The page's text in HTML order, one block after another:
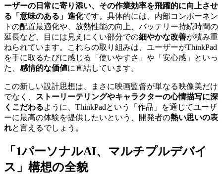
ーザーの日常に寄り添い、その作業効率を飛躍的に向上させ
る「意味のある」進化です。具体的には、内部コンポーネン
トの配置最適化や、放熱性能の向上、バッテリー持続時間の
延長など、目には見えにくい部分での細やかな改善が積み重
ねられています。これらの取り組みは、ユーザーがThinkPad
を手に取るたびに感じる「使いやすさ」や「安心感」といっ
た、 感情的な価値に直結しています。
この新しい設計思想は、まさに映画監督が単なる映像美だけ
でなく、
ストーリーテリングやキャラクターの心情描写に深
くこだわるように、ThinkPadという「作品」を通じてユーザ
ーに最高の体験を提供したいという、開発者の熱い思いの表
れと言えるでしょう。
「1パーソナルAI、マルチプルデバイ
ス」構想の全貌